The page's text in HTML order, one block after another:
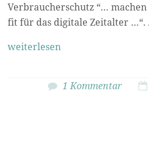
Verbraucherschutz “…
fit für das digitale Zeitalter …“.
weiterlesen
1 Kommentar